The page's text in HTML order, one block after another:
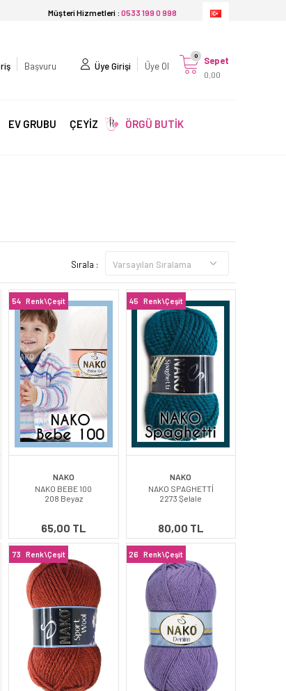
Müşteri Hizmetleri : 0533 199 0 998
Başvuru Üye Girişi Üye Ol Sepet
0,00
0
EV GRUBU ÇEYİZ ÖRGÜ BUTİK
Sırala :
54 Renk\Çeşit
NAKO
NAKO BEBE 100
208 Beyaz
65,00 TL
45 Renk\Çeşit
NAKO
NAKO SPAGHETTİ
2273 Şelale
80,00 TL
73 Renk\Çeşit 26 Renk\Çeşit